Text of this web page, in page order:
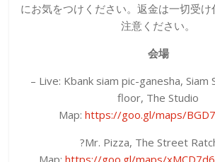
にお気をつけください。返金は一切受
注意ください。
会場
– Live: Kbank siam pic-ganesha, Siam
floor, The Studio
Map:https://goo.gl/maps/
?Mr. Pizza, The Street